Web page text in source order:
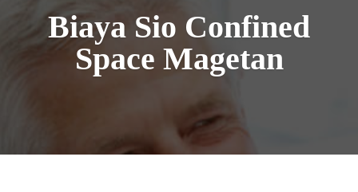
Biaya Sio Confined
Space Magetan